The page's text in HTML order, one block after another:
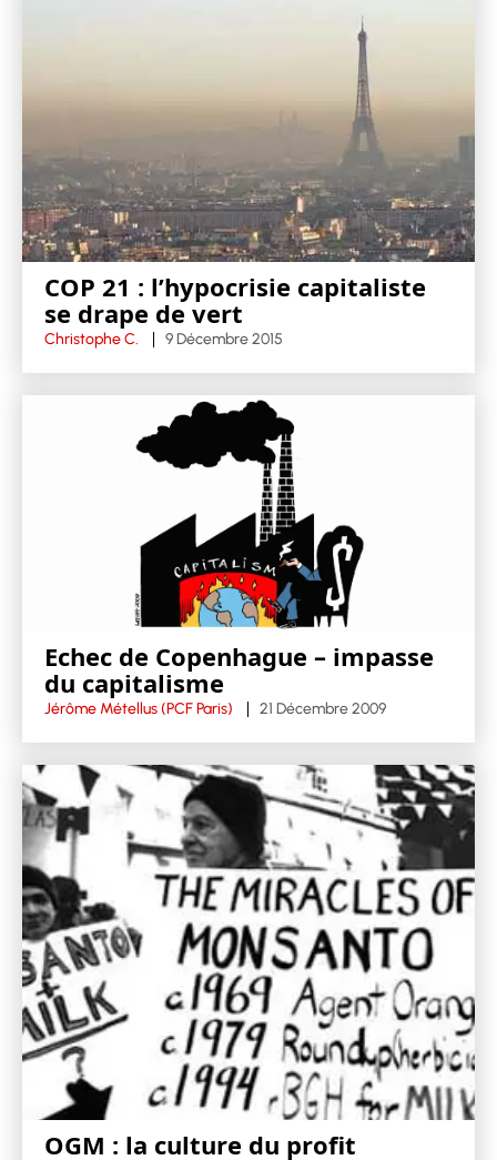
COP 21 : l’hypocrisie capitaliste
se drape de vert
Christophe C. 9 Décembre 2015
Echec de Copenhague – impasse
du capitalisme
Jérôme Métellus (PCF Paris) 21 Décembre 2009
OGM : la culture du profit